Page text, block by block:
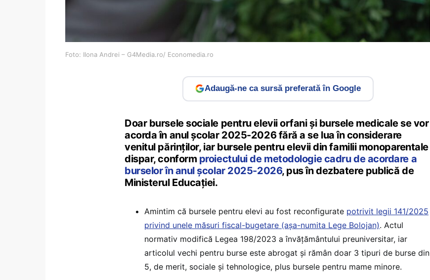
Foto: Ilona Andrei – G4Media.ro/ Economedia.ro
Adaugă-ne ca sursă preferată în Google
Doar bursele sociale pentru elevii orfani și bursele medicale se vor
acorda în anul școlar 2025-2026 fără a se lua în considerare
venitul părinților, iar bursele pentru elevii din familii monoparentale
dispar, conform proiectului de metodologie cadru de acordare a
burselor în anul școlar 2025-2026, pus în dezbatere publică de
Ministerul Educației.
Amintim că bursele pentru elevi au fost reconfigurate potrivit legii 141/2025
privind unele măsuri fiscal-bugetare (așa-numita Lege Bolojan). Actul
normativ modifică Legea 198/2023 a învățământului preuniversitar, iar
articolul vechi pentru burse este abrogat și rămân doar 3 tipuri de burse din
5, de merit, sociale și tehnologice, plus bursele pentru mame minore.